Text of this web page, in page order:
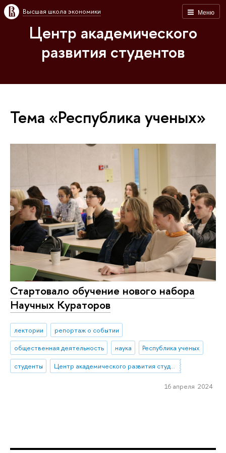
Меню
Высшая школа экономики
Центр академического
развития студентов
Тема «Республика ученых»
Стартовало обучение нового набора
Научных Кураторов
лектории
репортаж о событии
общественная деятельность
наука
Республика ученых
студенты
Центр академического развития студентов
16 апреля 2024